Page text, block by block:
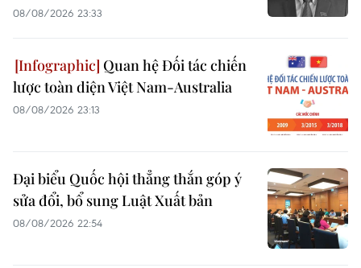
08/08/2026 23:33
Quan hệ Đối tác chiến
lược toàn diện Việt Nam-Australia
08/08/2026 23:13
Đại biểu Quốc hội thẳng thắn góp ý
sửa đổi, bổ sung Luật Xuất bản
08/08/2026 22:54